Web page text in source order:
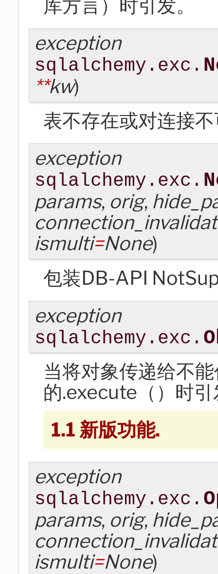
库方言）时引发。
exception
sqlalchemy.exc.
**kw)
表不存在或对连接
exception
sqlalchemy.exc.
params, orig,
ismulti=None)
包装DB-API
exception
sqlalchemy.exc.
当将对象传递给不
的.execute（）时引
1.1 新版功能.
exception
sqlalchemy.exc.
params, orig,
ismulti=None)